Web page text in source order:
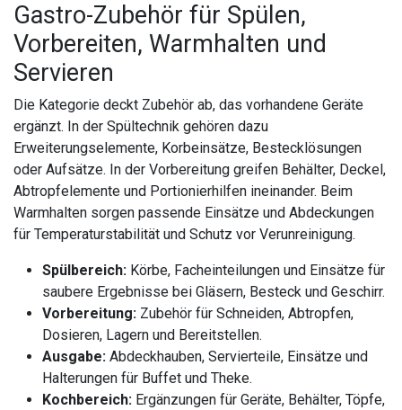
Gastro-Zubehör für Spülen,
Vorbereiten, Warmhalten und
Servieren
Die Kategorie deckt Zubehör ab, das vorhandene Geräte
ergänzt. In der Spültechnik gehören dazu
Erweiterungselemente, Korbeinsätze, Bestecklösungen
oder Aufsätze. In der Vorbereitung greifen Behälter, Deckel,
Abtropfelemente und Portionierhilfen ineinander. Beim
Warmhalten sorgen passende Einsätze und Abdeckungen
für Temperaturstabilität und Schutz vor Verunreinigung.
Spülbereich: Körbe, Facheinteilungen und Einsätze für
saubere Ergebnisse bei Gläsern, Besteck und Geschirr.
Vorbereitung: Zubehör für Schneiden, Abtropfen,
Dosieren, Lagern und Bereitstellen.
Ausgabe: Abdeckhauben, Servierteile, Einsätze und
Halterungen für Buffet und Theke.
Kochbereich: Ergänzungen für Geräte, Behälter, Töpfe,